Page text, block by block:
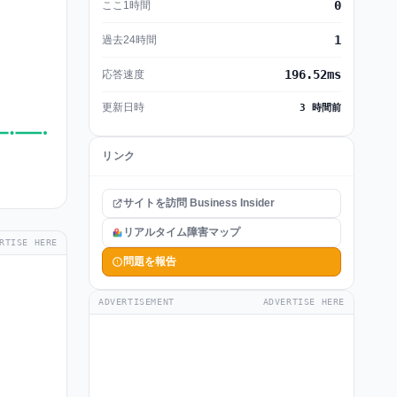
HERE
ここ1時間 0
過去24時間 1
応答速度 196.52ms
更新日時 3 時間前
リンク
サイトを訪問 Business Insider
リアルタイム障害マップ
問題を報告
ADVERTISEMENT ADVERTISE HERE